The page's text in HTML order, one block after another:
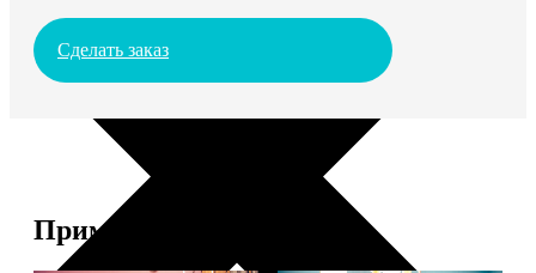
Сделать заказ
Примеры работ